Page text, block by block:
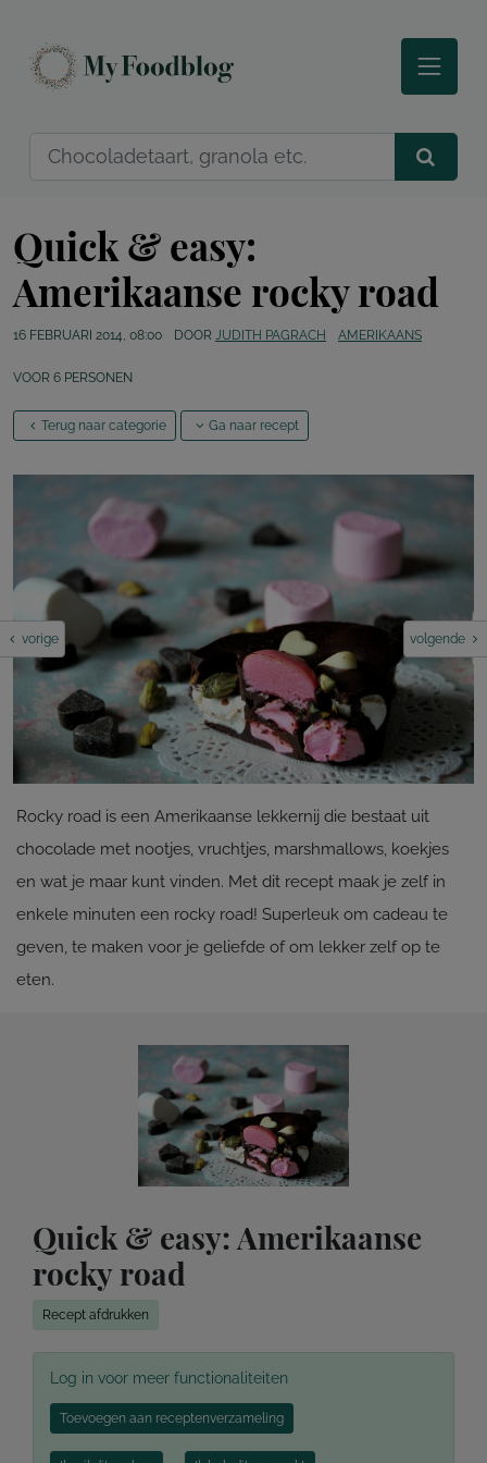
Quick & easy:
Amerikaanse rocky road
16 FEBRUARI 2014, 08:00 DOOR JUDITH PAGRACH AMERIKAANS
VOOR 6 PERSONEN
Terug naar categorie Ga naar recept
vorige volgende
Rocky road is een Amerikaanse lekkernij die bestaat uit
chocolade met nootjes, vruchtjes, marshmallows, koekjes
en wat je maar kunt vinden. Met dit recept maak je zelf in
enkele minuten een rocky road! Superleuk om cadeau te
geven, te maken voor je geliefde of om lekker zelf op te
eten.
Quick & easy: Amerikaanse
rocky road
Recept afdrukken
Log in voor meer functionaliteiten
Toevoegen aan receptenverzameling